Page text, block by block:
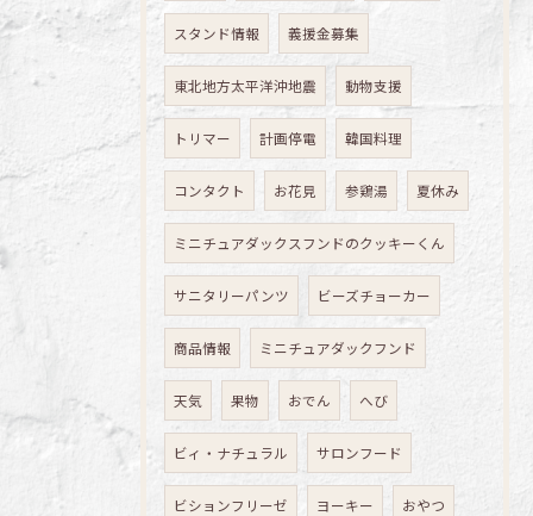
スタンド情報 義援金募集
東北地方太平洋沖地震 動物支援
トリマー 計画停電 韓国料理
コンタクト お花見 参鶏湯 夏休み
ミニチュアダックスフンドのクッキーくん
サニタリーパンツ ビーズチョーカー
商品情報 ミニチュアダックフンド
天気 果物 おでん へび
ビィ・ナチュラル サロンフード
ビションフリーゼ ヨーキー おやつ